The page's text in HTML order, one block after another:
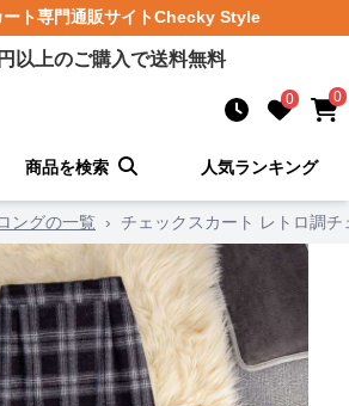
ト専門通販サイトChecky Style
以上のご購入で送料無料
0 0
商品を検索 人気ランキング
ングの一覧 › チェックスカート レトロ調